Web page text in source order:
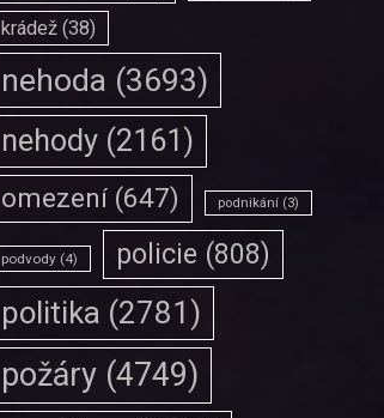
krádež (38)
nehoda (3693)
nehody (2161)
omezení (647) podnikání (3)
podvody (4) policie (808)
politika (2781)
požáry (4749)